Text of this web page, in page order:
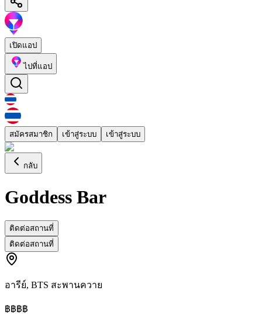
เปิดแอป
ไปที่แอป
สมัครสมาชิก เข้าสู่ระบบ เข้าสู่ระบบ
กลับ
Goddess Bar
ติดต่อสถานที่
ติดต่อสถานที่
อารีย์, BTS สะพานควาย
฿฿฿฿